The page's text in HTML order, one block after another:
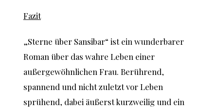
Fazit
„Sterne über Sansibar“ ist ein wunderbarer
Roman über das wahre Leben einer
außergewöhnlichen Frau. Berührend,
spannend und nicht zuletzt vor Leben
sprühend, dabei äußerst kurzweilig und ein